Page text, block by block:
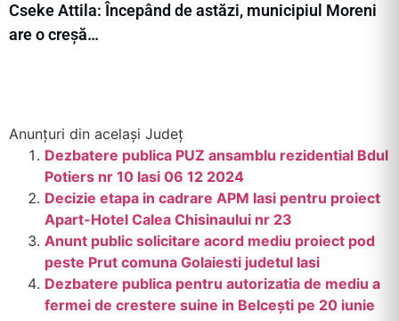
Cseke Attila: Începând de astăzi, municipiul Moreni
are o creșă…
Anunțuri din același Județ
Dezbatere publica PUZ ansamblu rezidential Bdul
Potiers nr 10 Iasi 06 12 2024
Decizie etapa in cadrare APM Iasi pentru proiect
Apart-Hotel Calea Chisinaului nr 23
Anunt public solicitare acord mediu proiect pod
peste Prut comuna Golaiesti judetul Iasi
Dezbatere publica pentru autorizatia de mediu a
fermei de crestere suine in Belcești pe 20 iunie